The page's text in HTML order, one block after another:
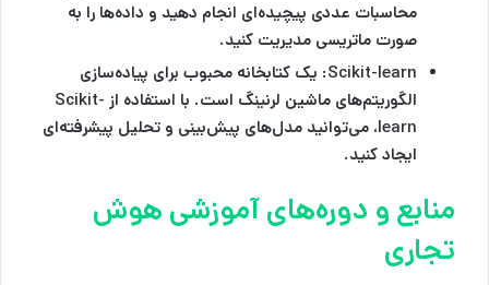
محاسبات عددی پیچیده‌ای انجام دهید و داده‌ها را به
صورت ماتریسی مدیریت کنید.
Scikit-learn: یک کتابخانه محبوب برای پیاده‌سازی
الگوریتم‌های ماشین لرنینگ است. با استفاده از Scikit-
learn، می‌توانید مدل‌های پیش‌بینی و تحلیل پیشرفته‌ای
ایجاد کنید.
منابع و دوره‌های آموزشی هوش
تجاری